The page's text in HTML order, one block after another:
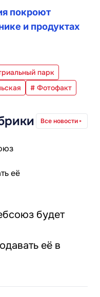
покроют
и продуктах
парк
# Фотофакт
Все новости
будет
её в